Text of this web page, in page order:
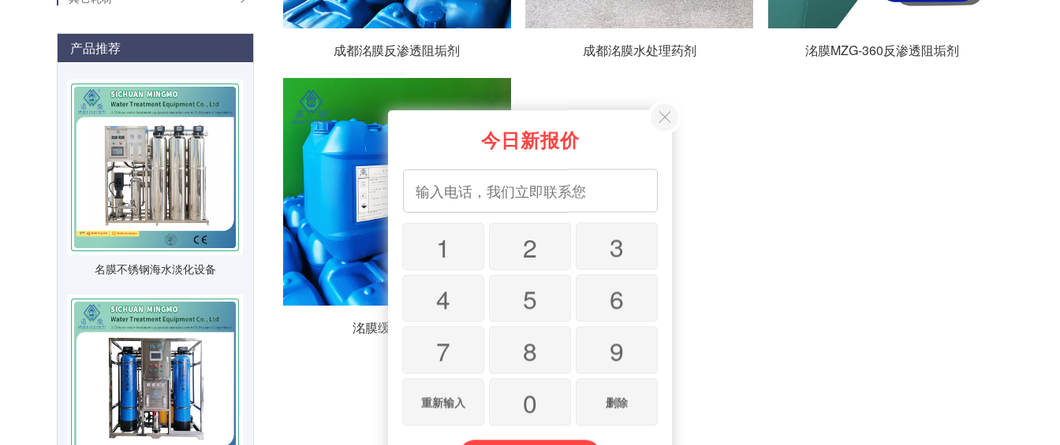
产品推荐
名膜不锈钢海水淡化设备
成都洺膜反渗透阻垢剂 成都洺膜水处理药剂 洺膜MZG-360反渗透阻垢剂
洺膜缓释阻垢剂
今日新报价
1 2
3
4
5
6
7
8 9
重新输入 0 删除